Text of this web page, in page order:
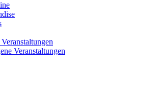
Veranstaltungen